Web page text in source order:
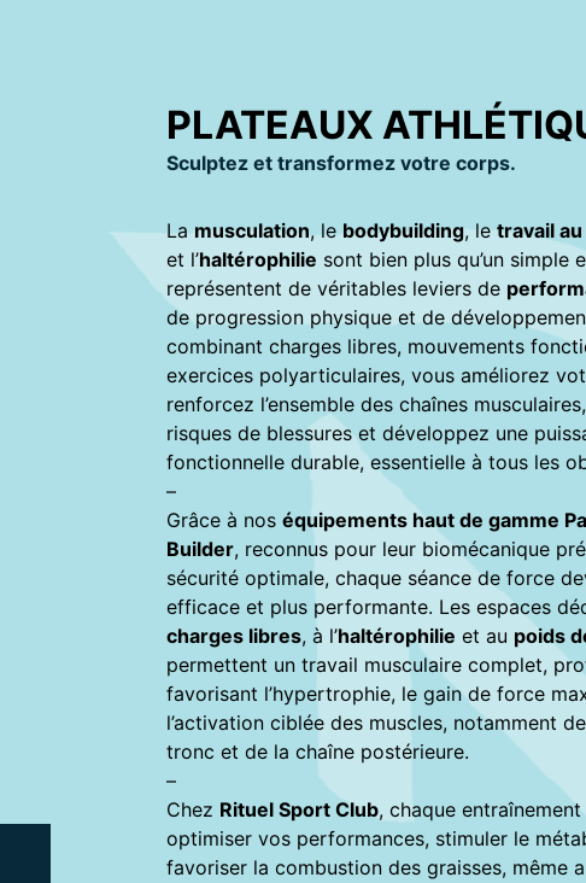
PLATEAUX
Sculptez et transformez votre corps.
Lamusculation, lebodybuilding, letravail
et l’haltérophilie sont bien plus qu’un simple
représentent de véritables leviers de
de progression physique et de
combinant charges libres, mouvements
exercices polyarticulaires, vous améliorez
renforcez l’ensemble des chaînes
risques de blessures et développez une
fonctionnelle durable, essentielle à tous les
–
Grâce à nos équipements haut de gamme
Builder, reconnus pour leur biomécanique
sécurité optimale, chaque séance de force
efficace et plus performante. Les espaces
charges libres, à l’haltérophilie et au poids
permettent un travail musculaire complet,
favorisant l’hypertrophie, le gain de force
l’activation ciblée des muscles, notamment
tronc et de la chaîne postérieure.
–
Chez Rituel Sport Club, chaque
optimiser vos performances, stimuler le
favoriser la combustion des graisses, même